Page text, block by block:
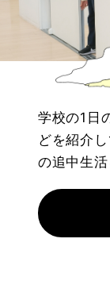
学校の1日
どを紹介
の追中生